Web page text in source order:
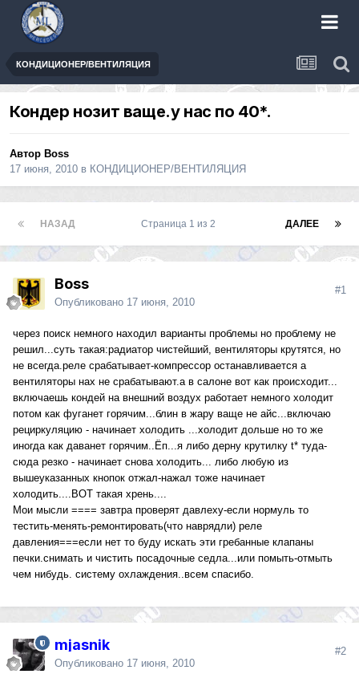
КОНДИЦИОНЕР/ВЕНТИЛЯЦИЯ
Кондер нозит ваще.у нас по 40*.
Автор Boss
17 июня, 2010 в КОНДИЦИОНЕР/ВЕНТИЛЯЦИЯ
НАЗАД ДАЛЕЕ
Страница 1 из 2
Boss
Опубликовано 17 июня, 2010
#1
через поиск немного находил варианты проблемы но проблему не
решил...суть такая:радиатор чистейший, вентиляторы крутятся, но
не всегда.реле срабатывает-компрессор останавливается а
вентиляторы нах не срабатывают.а в салоне вот как происходит...
включаешь кондей на внешний воздух работает немного холодит
потом как фуганет горячим...блин в жару ваще не айс...включаю
рециркуляцию - начинает холодить ...холодит дольше но то же
иногда как даванет горячим..Ёп...я либо дерну крутилку t* туда-
сюда резко - начинает снова холодить... либо любую из
вышеуказанных кнопок отжал-нажал тоже начинает
холодить....ВОТ такая хрень....
Мои мысли ==== завтра проверят давлеху-если нормуль то
тестить-менять-ремонтировать(что наврядли) реле
давления===если нет то буду искать эти гребанные клапаны
печки.снимать и чистить посадочные седла...или помыть-отмыть
чем нибудь. систему охлаждения..всем спасибо.
mjasnik
Опубликовано 17 июня, 2010
#2